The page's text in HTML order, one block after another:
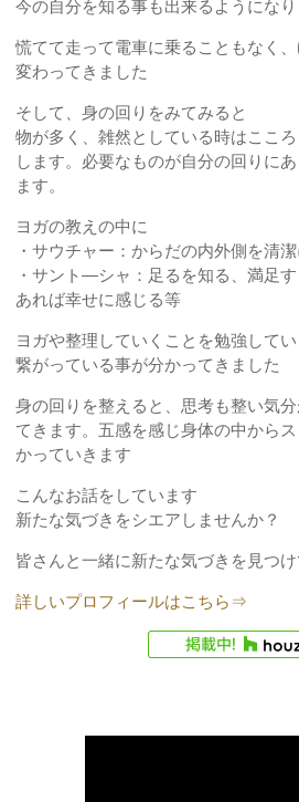
今の自分を知る事も出来るようになり
慌てて走って電車に乗ることもなく
変わってきました
そして、身の回りをみてみると
物が多く、雑然としている時はここ
します。必要なものが自分の回りに
ます。
ヨガの教えの中に
・サウチャー：からだの内外側を清
・サント―シャ：足るを知る、満足
あれば幸せに感じる等
ヨガや整理していくことを勉強して
繋がっている事が分かってきました
身の回りを整えると、思考も整い気
てきます。五感を感じ身体の中から
かっていきます
こんなお話をしています
新たな気づきをシエアしませんか？
皆さんと一緒に新たな気づきを見つ
詳しいプロフィールはこちら⇒